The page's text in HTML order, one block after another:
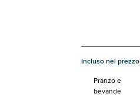
Incluso nel prezzo
Pranzo e
bevande